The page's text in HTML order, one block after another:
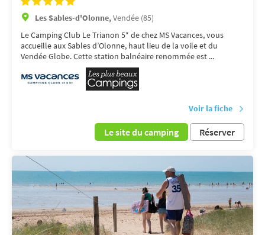
Les Sables-d'Olonne,Vendée (85)
Le Camping Club Le Trianon 5* de chez MS Vacances, vous
accueille aux Sables d’Olonne, haut lieu de la voile et du
Vendée Globe. Cette station balnéaire renommée est ...
Voir la fiche
Le site du camping Réserver